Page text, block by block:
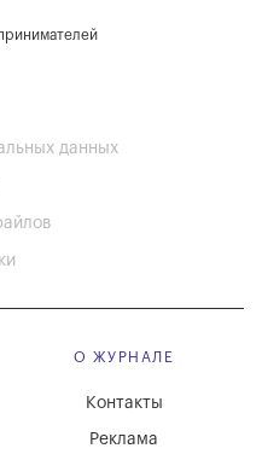
данных
О ЖУРНАЛЕ
Реклама
Контакты